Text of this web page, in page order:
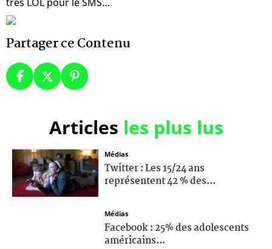
Partager ce Contenu
Articles les plus lus
Médias
Twitter : Les 15/24 ans
représentent 42 % des...
Médias
Facebook : 25% des adolescents
américains...